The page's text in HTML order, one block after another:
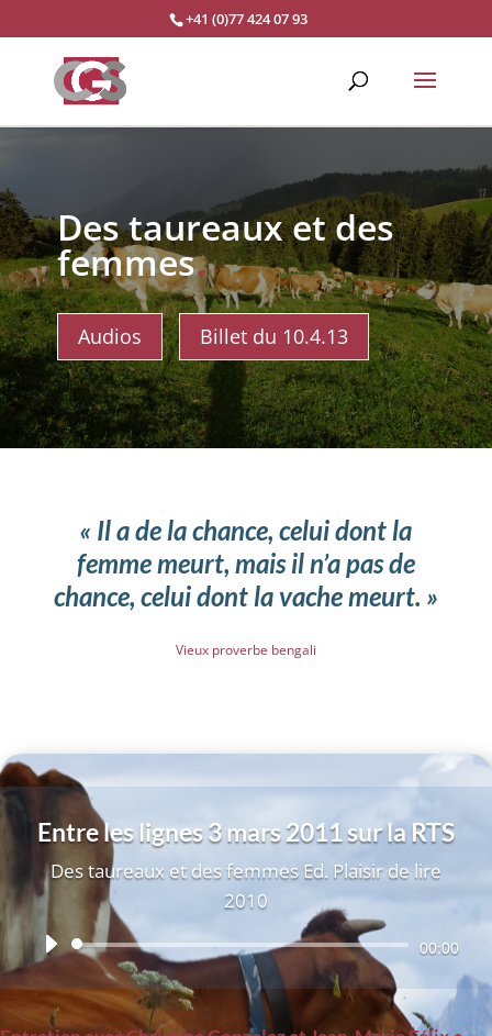
+41 (0)77 424 07 93
Des taureaux et des
femmes.
Audios Billet du 10.4.13
« Il a de la chance, celui dont la
femme meurt, mais il n’a pas de
chance, celui dont la vache meurt. »
Vieux proverbe bengali
Entre les lignes 3 mars 2011 sur la RTS
Des taureaux et des femmes Ed. Plaisir de lire
2010
Lecteur
audio
00:00